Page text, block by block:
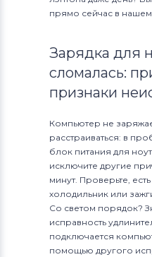
прямо сейчас в
Зарядка для
сломалась:
признаки
Компьютер не
расстраиваться: в
блок питания для
исключите другие
минут. Проверьте,
холодильник или
Со светом порядок?
исправность
подключается
помощью другого